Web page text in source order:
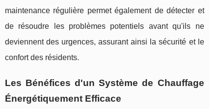
maintenance régulière permet également de détecter et
de résoudre les problèmes potentiels avant qu'ils ne
deviennent des urgences, assurant ainsi la sécurité et le
confort des résidents.
Les Bénéfices d'un Système de Chauffage
Énergétiquement Efficace